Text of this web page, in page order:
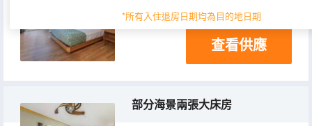
*所有入住退房日期均為目的地日期
冰箱
查看供應
部分海景兩張大床房